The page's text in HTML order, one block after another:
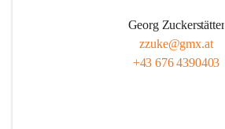
Georg Zuckerstätter
zzuke@gmx.at
+43 676 4390403